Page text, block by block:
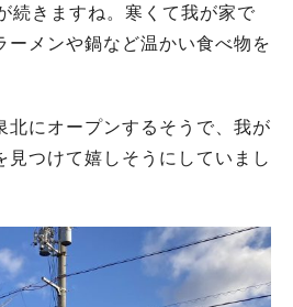
続きますね。寒くて我が家で
ーメンや鍋など温かい食べ物を
北にオープンするそうで、我が
見つけて嬉しそうにしていまし